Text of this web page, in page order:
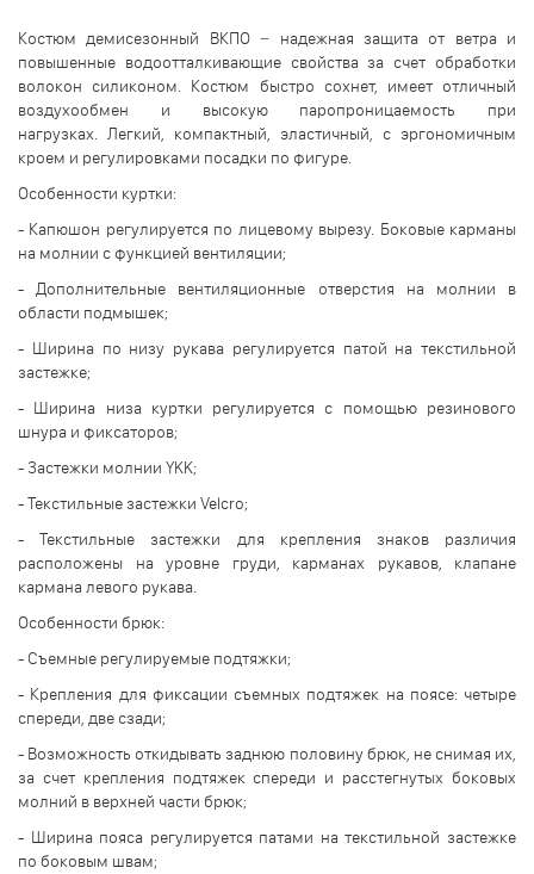
Костюм демисезонный ВКПО − надежная защита от ветра и
повышенные водоотталкивающие свойства за счет обработки
волокон силиконом. Костюм быстро сохнет, имеет отличный
воздухообмен и высокую паропроницаемость при
нагрузках. Легкий, компактный, эластичный, с эргономичным
кроем и регулировками посадки по фигуре.
Особенности куртки:
- Капюшон регулируется по лицевому вырезу. Боковые карманы
на молнии с функцией вентиляции;
- Дополнительные вентиляционные отверстия на молнии в
области подмышек;
- Ширина по низу рукава регулируется патой на текстильной
застежке;
- Ширина низа куртки регулируется с помощью резинового
шнура и фиксаторов;
- Застежки молнии YKK;
- Текстильные застежки Velcro;
- Текстильные застежки для крепления знаков различия
расположены на уровне груди, карманах рукавов, клапане
кармана левого рукава.
Особенности брюк:
- Съемные регулируемые подтяжки;
- Крепления для фиксации съемных подтяжек на поясе: четыре
спереди, две сзади;
- Возможность откидывать заднюю половину брюк, не снимая их,
за счет крепления подтяжек спереди и расстегнутых боковых
молний в верхней части брюк;
- Ширина пояса регулируется патами на текстильной застежке
по боковым швам;